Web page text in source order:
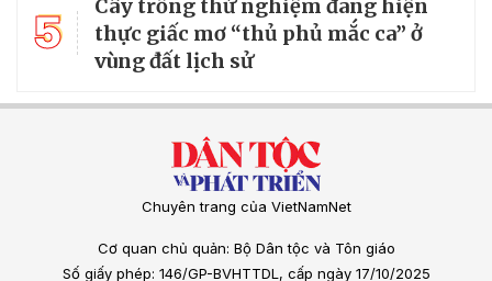
5
Cây trồng thử nghiệm đang hiện
thực giấc mơ “thủ phủ mắc ca” ở
vùng đất lịch sử
Chuyên trang của VietNamNet
Cơ quan chủ quản: Bộ Dân tộc và Tôn giáo
Số giấy phép: 146/GP-BVHTTDL, cấp ngày 17/10/2025